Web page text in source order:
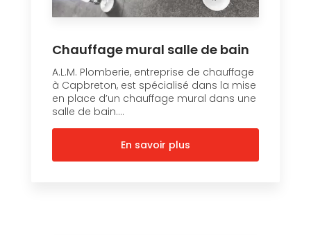
Chauffage mural salle de bain
A.L.M. Plomberie, entreprise de chauffage
à Capbreton, est spécialisé dans la mise
en place d’un chauffage mural dans une
salle de bain....
En savoir plus